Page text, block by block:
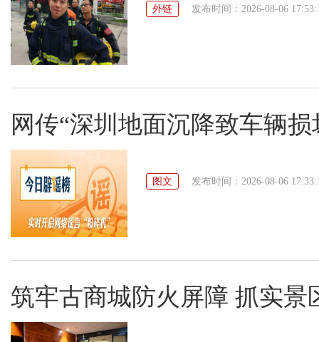
外链 发布时间：2026-08-06
网传“深圳地面沉降致车辆损
图文 发布时间：2026-08-06
筑牢古商城防火屏障 抓实景